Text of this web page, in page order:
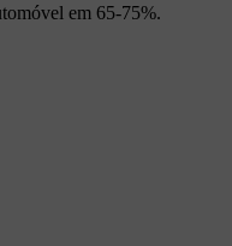
em 65-75%.